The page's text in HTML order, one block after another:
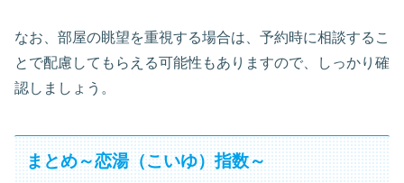
なお、部屋の眺望を重視する場合は、予約時に相談するこ
とで配慮してもらえる可能性もありますので、しっかり確
認しましょう。
まとめ～恋湯（こいゆ）指数～